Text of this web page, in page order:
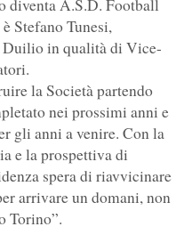
diventa A.S.D. Football
Stefano Tunesi,
Duilio in qualità di Vice-
la Società partendo
nei prossimi anni e
gli anni a venire. Con la
e la prospettiva di
spera di riavvicinare
arrivare un domani, non
Torino”.